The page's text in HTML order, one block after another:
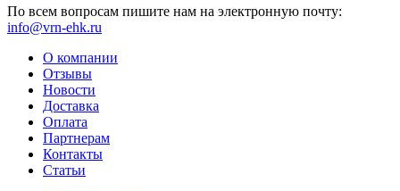
По всем вопросам пишите нам на электронную почту:
info@vrn-ehk.ru
О компании
Отзывы
Новости
Доставка
Оплата
Партнерам
Контакты
Статьи